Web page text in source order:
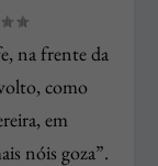
na frente da
como
em
nóis goza”.